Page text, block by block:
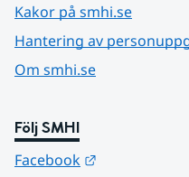
Kakor på smhi.se
Hantering av
Om smhi.se
Följ SMHI
Facebook